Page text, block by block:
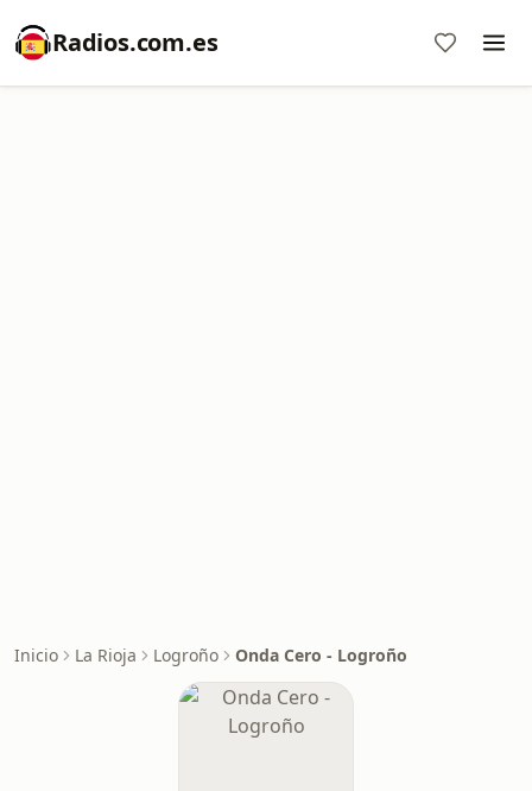
Radios.com.es
Inicio La Rioja Logroño Onda Cero - Logroño